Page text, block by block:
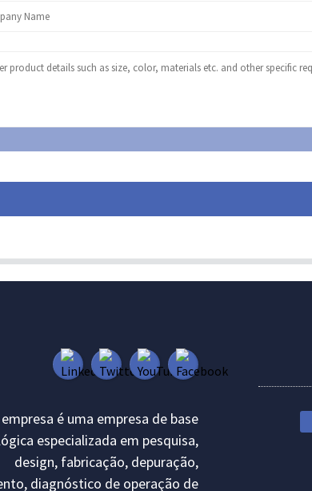
é uma empresa de base
especializada em pesquisa,
design, fabricação, depuração,
diagnóstico de operação de